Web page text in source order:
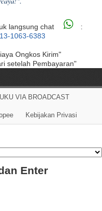
langsung chat
:
1063-6383
Ongkos Kirim"
setelah Pembayaran"
VIA BROADCAST
Kebijakan Privasi
Enter